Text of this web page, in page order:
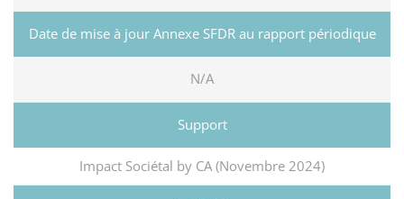
N/A
Impact Sociétal by CA (Novembre 2024)